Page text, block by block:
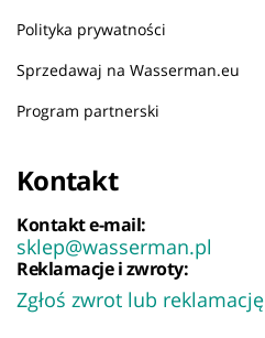
Polityka prywatności
Sprzedawaj na Wasserman.eu
Program partnerski
Kontakt
Kontakt e-mail:
sklep@wasserman.pl
Reklamacje i zwroty:
Zgłoś zwrot lub reklamację